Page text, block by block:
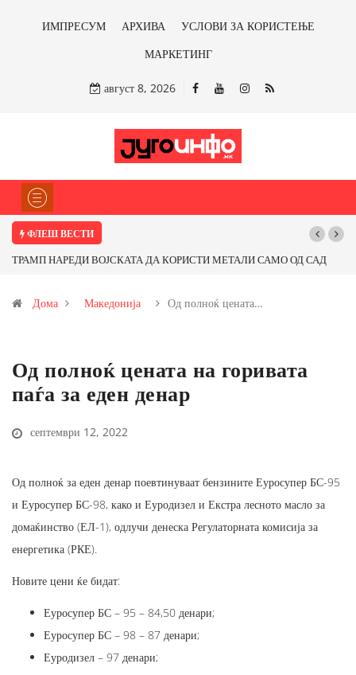
ИМПРЕСУМ АРХИВА
УСЛОВИ ЗА КОРИСТЕЊЕ
МАРКЕТИНГ
август 8, 2026
ФЛЕШ ВЕСТИ
ТРАМП НАРЕДИ ВОЈСКАТА ДА КОРИСТИ МЕТАЛИ САМО ОД САД
Иловица и со антимонот?
Дома Македонија Од полноќ цената…
Од полноќ цената на горивата
паѓа за еден денар
септември 12, 2022
Од полноќ за еден денар поевтинуваат бензините Еуросупер БС-95
и Еуросупер БС-98, како и Еуродизел и Екстра лесното масло за
домаќинство (ЕЛ-1), одлучи денеска Регулаторната комисија за
енергетика (РКЕ).
Новите цени ќе бидат:
Еуросупер БС – 95 – 84,50 денари;
Еуросупер БС – 98 – 87 денари;
Еуродизел – 97 денари;